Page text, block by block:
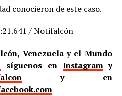
conocieron de este caso.
/ Notifalcón
Venezuela y el Mundo
síguenos en Instagramy
y en